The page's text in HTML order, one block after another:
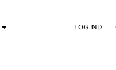
LOG IND